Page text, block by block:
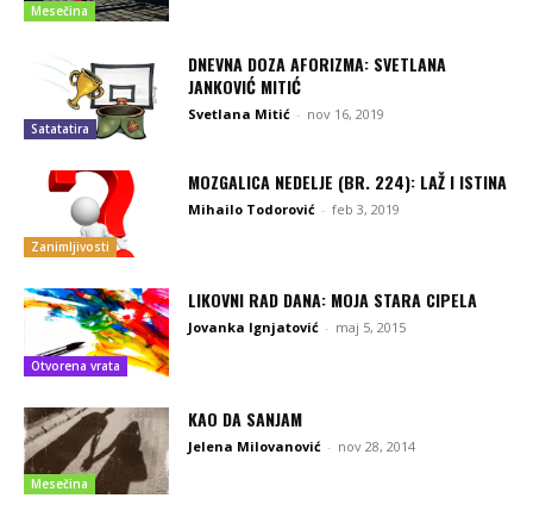
Mesečina
Satatatira
DNEVNA DOZA AFORIZMA: SVETLANA
JANKOVIĆ MITIĆ
Svetlana Mitić - nov 16, 2019
Zanimljivosti
MOZGALICA NEDELJE (BR. 224): LAŽ I ISTINA
Mihailo Todorović - feb 3, 2019
Otvorena vrata
LIKOVNI RAD DANA: MOJA STARA CIPELA
Jovanka Ignjatović - maj 5, 2015
Mesečina
KAO DA SANJAM
Jelena Milovanović - nov 28, 2014